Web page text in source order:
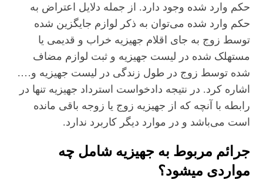
حکم وارد شده وجود دارد. از جمله دلایل اعتراض به
حکم وارد شده می‌توان به ذکر لوازم جایگزین شده
توسط زوج به جای اقلام جهیزیه خراب و قدیمی یا
مستهلک شده در لیست جهیزیه و ثبت لوازم مضاف
شده توسط زوج در طول زندگی در لیست جهیزیه و….
اشاره کرد. در نتیجه دادخواست استرداد جهیزیه تنها در
رابطه با آنچه که از جهیزیه زوج یا زوجه باقی مانده
است می‌باشد و در موارد دیگر کاربرد ندارد.
جرائم مربوط به جهیزیه شامل چه
مواردی میشود؟